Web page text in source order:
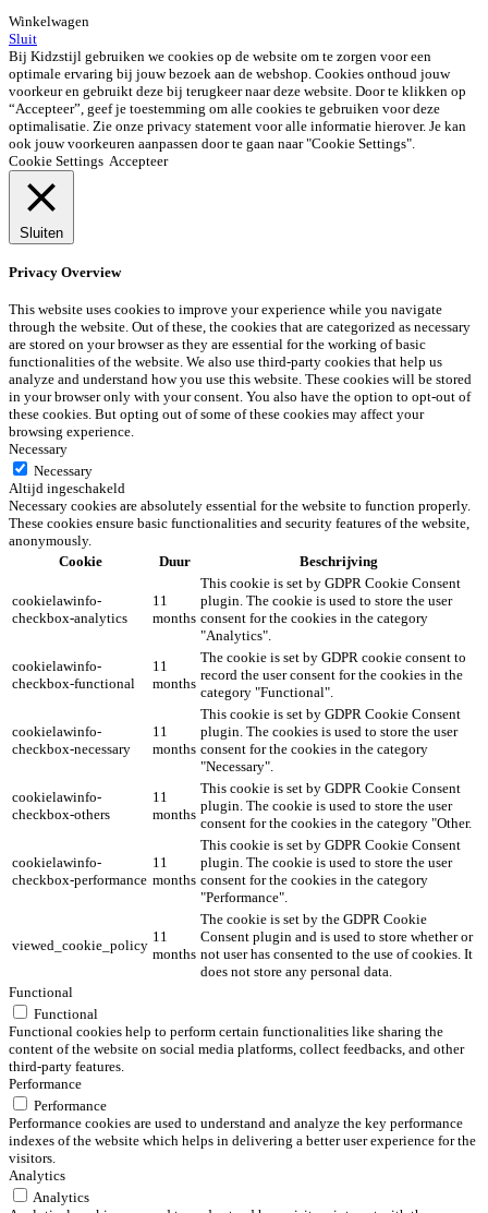
Winkelwagen
Sluit
Bij Kidzstijl gebruiken we cookies op de website om te zorgen voor een
optimale ervaring bij jouw bezoek aan de webshop. Cookies onthoud jouw
voorkeur en gebruikt deze bij terugkeer naar deze website. Door te klikken op
“Accepteer”, geef je toestemming om alle cookies te gebruiken voor deze
optimalisatie. Zie onze privacy statement voor alle informatie hierover. Je kan
ook jouw voorkeuren aanpassen door te gaan naar "Cookie Settings".
Cookie Settings Accepteer
Sluiten
Privacy Overview
This website uses cookies to improve your experience while you navigate
through the website. Out of these, the cookies that are categorized as necessary
are stored on your browser as they are essential for the working of basic
functionalities of the website. We also use third-party cookies that help us
analyze and understand how you use this website. These cookies will be stored
in your browser only with your consent. You also have the option to opt-out of
these cookies. But opting out of some of these cookies may affect your
browsing experience.
Necessary
Necessary
Altijd ingeschakeld
Necessary cookies are absolutely essential for the website to function properly.
These cookies ensure basic functionalities and security features of the website,
anonymously.
Cookie
Duur Beschrijving
cookielawinfo-
checkbox-analytics
11
months
This cookie is set by GDPR Cookie Consent
plugin. The cookie is used to store the user
consent for the cookies in the category
"Analytics".
cookielawinfo-
checkbox-functional
11
months
The cookie is set by GDPR cookie consent to
record the user consent for the cookies in the
category "Functional".
cookielawinfo-
checkbox-necessary
11
months
This cookie is set by GDPR Cookie Consent
plugin. The cookies is used to store the user
consent for the cookies in the category
"Necessary".
cookielawinfo-
checkbox-others
11
months
This cookie is set by GDPR Cookie Consent
plugin. The cookie is used to store the user
consent for the cookies in the category "Other.
cookielawinfo-
checkbox-performance
11
months
This cookie is set by GDPR Cookie Consent
plugin. The cookie is used to store the user
consent for the cookies in the category
"Performance".
viewed_cookie_policy
11
months
The cookie is set by the GDPR Cookie
Consent plugin and is used to store whether or
not user has consented to the use of cookies. It
does not store any personal data.
Functional
Functional
Functional cookies help to perform certain functionalities like sharing the
content of the website on social media platforms, collect feedbacks, and other
third-party features.
Performance
Performance
Performance cookies are used to understand and analyze the key performance
indexes of the website which helps in delivering a better user experience for the
visitors.
Analytics
Analytics